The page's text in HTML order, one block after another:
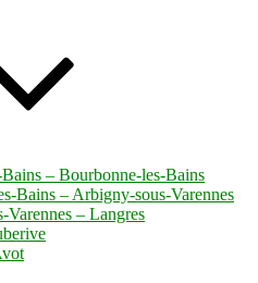
– Bourbonne-les-Bains
Bains – Arbigny-sous-Varennes
Varennes – Langres